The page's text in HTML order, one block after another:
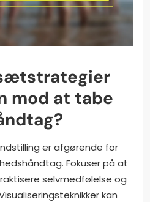
mod at tabe
er afgørende for
Fokuser på at
selvmedfølelse og
kan